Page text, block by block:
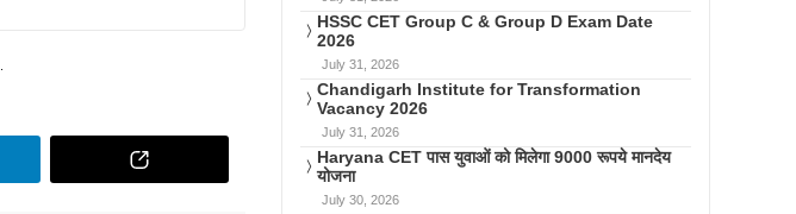
HSSC CET Group C & Group D Exam Date
2026
July 31, 2026
Chandigarh Institute for Transformation
Vacancy 2026
July 31, 2026
Haryana CET पास युवाओं को मिलेगा 9000 रूपये मानदेय
योजना
July 30, 2026